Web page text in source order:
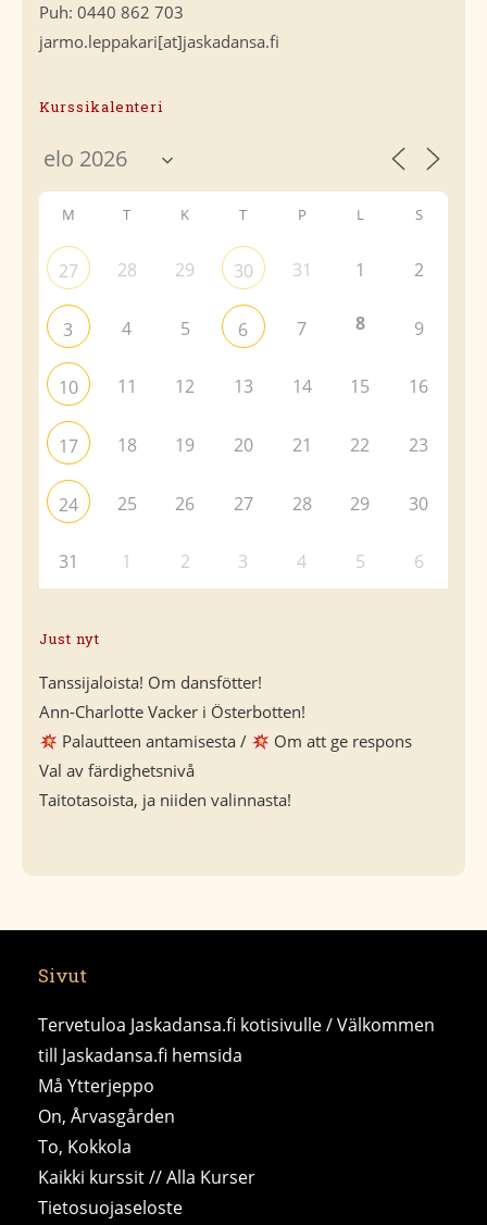
Puh: 0440 862 703
jarmo.leppakari[at]jaskadansa.fi
Kurssikalenteri
M T K T P L S
27 28 29 30 31 1 2
3 4 5 6 7 8 9
10 11 12 13 14 15 16
17 18 19 20 21 22 23
24 25 26 27 28 29 30
31 1 2 3 4 5 6
Just nyt
Tanssijaloista! Om dansfötter!
Ann-Charlotte Vacker i Österbotten!
Palautteen antamisesta /
Om att ge respons
Val av färdighetsnivå
Taitotasoista, ja niiden valinnasta!
Sivut
Tervetuloa Jaskadansa.fi kotisivulle / Välkommen
till Jaskadansa.fi hemsida
Må Ytterjeppo
On, Årvasgården
To, Kokkola
Kaikki kurssit // Alla Kurser
Tietosuojaseloste